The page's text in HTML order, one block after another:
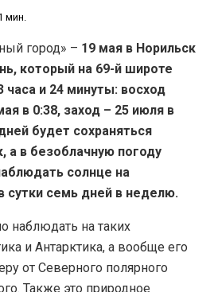
мин.
город» – 19 мая в Норильск
который на 69-й широте
часа и 24 минуты: восход
в 0:38, заход – 25 июля в
будет сохраняться
а в безоблачную погоду
солнце на
сутки семь дней в неделю.
наблюдать на таких
и Антарктика, а вообще его
от Северного полярного
Также это природное